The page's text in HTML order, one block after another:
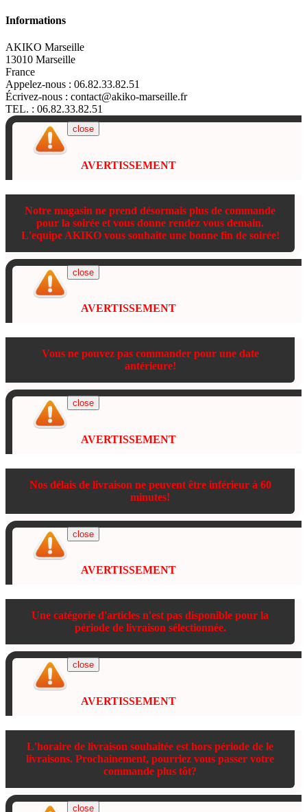
Informations
AKIKO Marseille
13010 Marseille
France
Appelez-nous : 06.82.33.82.51
Écrivez-nous : contact@akiko-marseille.fr
TEL. : 06.82.33.82.51
close
AVERTISSEMENT
Notre magasin ne prend désormais plus de commande
pour la soirée et vous donne rendez vous demain.
L'equipe AKIKO vous souhaite une bonne fin de soirée!
close
AVERTISSEMENT
Vous ne pouvez pas commander pour une date
antérieure!
close
AVERTISSEMENT
Nos délais de livraison ne peuvent être inférieur à 60
minutes!
close
AVERTISSEMENT
Une catégorie d'articles n'est pas disponible pour la
période de livraison sélectionnée.
close
AVERTISSEMENT
L'horaire de livraison souhaitée est hors période de le
livraisons. Prochainement, pourriez vous passer votre
commande plus tôt?
close